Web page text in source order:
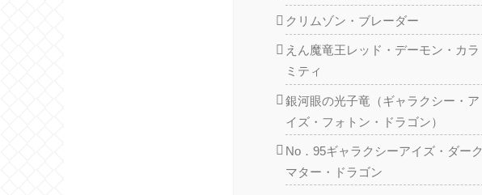
クリムゾン・ブレーダー
えん魔竜王レッド・デーモン・カラ
ミティ
銀河眼の光子竜（ギャラクシー・ア
イズ・フォトン・ドラゴン）
No．95ギャラクシーアイズ・ダーク
マター・ドラゴン